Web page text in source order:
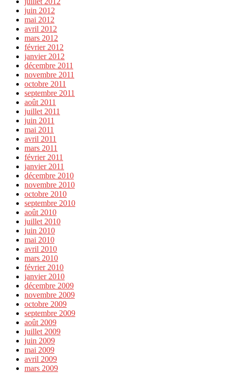
juin 2012
mai 2012
avril 2012
mars 2012
février 2012
janvier 2012
décembre 2011
novembre 2011
octobre 2011
septembre 2011
août 2011
juillet 2011
juin 2011
mai 2011
avril 2011
mars 2011
février 2011
janvier 2011
décembre 2010
novembre 2010
octobre 2010
septembre 2010
août 2010
juillet 2010
juin 2010
mai 2010
avril 2010
mars 2010
février 2010
janvier 2010
décembre 2009
novembre 2009
octobre 2009
septembre 2009
août 2009
juillet 2009
juin 2009
mai 2009
avril 2009
mars 2009